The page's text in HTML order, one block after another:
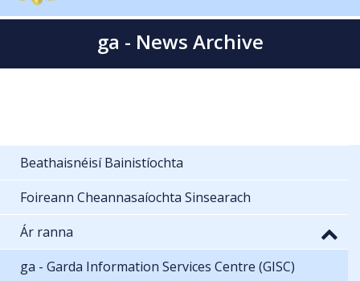
ga - News Archive
Beathaisnéisí Bainistíochta
Foireann Cheannasaíochta Sinsearach
Ár ranna
ga - Garda Information Services Centre (GISC)